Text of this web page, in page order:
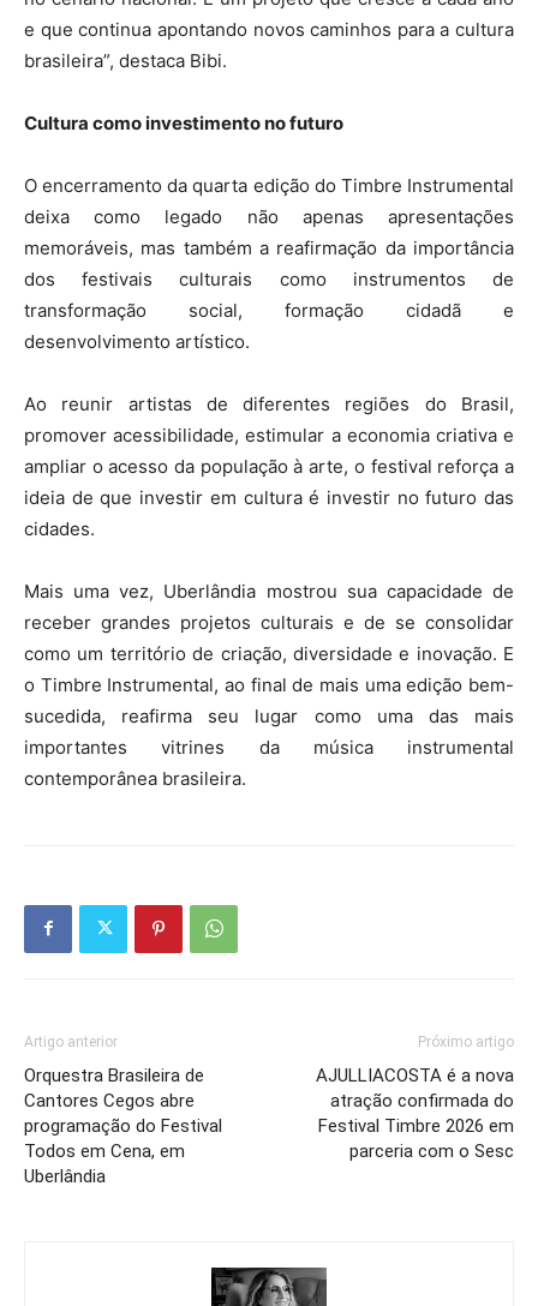
e que continua apontando novos caminhos para a cultura
brasileira”, destaca Bibi.
Cultura como investimento no futuro
O encerramento da quarta edição do Timbre Instrumental
deixa como legado não apenas apresentações
memoráveis, mas também a reafirmação da importância
dos festivais culturais como instrumentos de
transformação social, formação cidadã e
desenvolvimento artístico.
Ao reunir artistas de diferentes regiões do Brasil,
promover acessibilidade, estimular a economia criativa e
ampliar o acesso da população à arte, o festival reforça a
ideia de que investir em cultura é investir no futuro das
cidades.
Mais uma vez, Uberlândia mostrou sua capacidade de
receber grandes projetos culturais e de se consolidar
como um território de criação, diversidade e inovação. E
o Timbre Instrumental, ao final de mais uma edição bem-
sucedida, reafirma seu lugar como uma das mais
importantes vitrines da música instrumental
contemporânea brasileira.
Artigo anterior
Orquestra Brasileira de
Cantores Cegos abre
programação do Festival
Todos em Cena, em
Uberlândia
Próximo artigo
AJULLIACOSTA é a nova
atração confirmada do
Festival Timbre 2026 em
parceria com o Sesc